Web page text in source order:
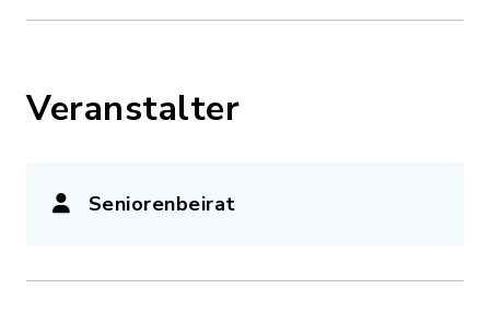
Veranstalter
Seniorenbeirat